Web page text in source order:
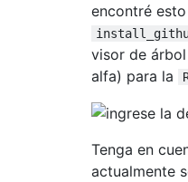
encontré
visor de
alfa) para la
Tenga en
actualmente